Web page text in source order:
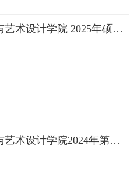
湖南农业大学风景园林与艺术设计学院 2025年硕士研究生复试录取工作方案
湖南农业大学风景园林与艺术设计学院2024年第二批本科生国家奖学金拟推荐对象公示